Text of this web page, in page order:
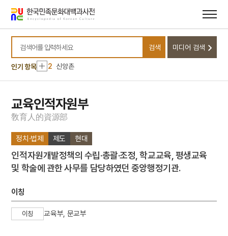
바로가기
바로가기
검색어를 입력하세요
검색 미디어 검색
인기 항목
10 불족도
1 금성대군
2 신앙촌
3 달마도
4
이태준
5 적멸보궁
YH무역여공사건
8 광해군
9
대전사 보광전 석조 여래삼존상
1 금성대군
신앙촌
교육인적자원부
敎育人 的資源部
정치·법제 제도 현대
인적자원개발정책의 수립·총괄·조정, 학교교육, 평생교육
및 학술에 관한 사무를 담당하였던 중앙행정기관.
이칭
이칭 교육부, 문교부